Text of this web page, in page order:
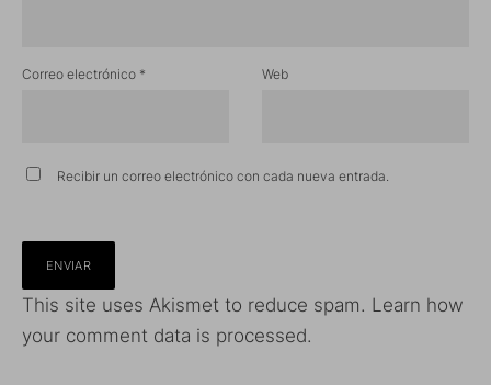
Correo electrónico * Web
Recibir un correo electrónico con cada nueva entrada.
This site uses Akismet to reduce spam. Learn how
your comment data is processed.